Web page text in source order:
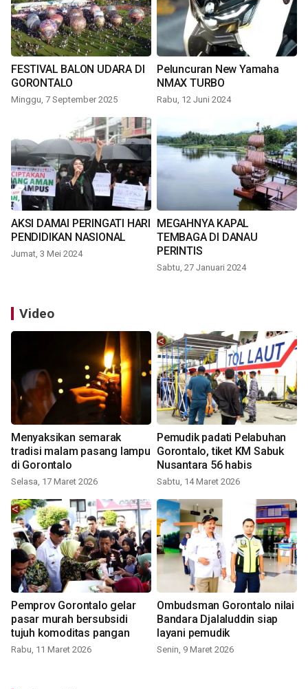
FESTIVAL BALON UDARA DI
GORONTALO
Minggu, 7 September 2025
Peluncuran New Yamaha
NMAX TURBO
Rabu, 12 Juni 2024
AKSI DAMAI PERINGATI HARI
PENDIDIKAN NASIONAL
Jumat, 3 Mei 2024
MEGAHNYA KAPAL
TEMBAGA DI DANAU
PERINTIS
Sabtu, 27 Januari 2024
Video
Menyaksikan semarak
tradisi malam pasang lampu
di Gorontalo
Selasa, 17 Maret 2026
Pemudik padati Pelabuhan
Gorontalo, tiket KM Sabuk
Nusantara 56 habis
Sabtu, 14 Maret 2026
Pemprov Gorontalo gelar
pasar murah bersubsidi
tujuh komoditas pangan
Rabu, 11 Maret 2026
Ombudsman Gorontalo nilai
Bandara Djalaluddin siap
layani pemudik
Senin, 9 Maret 2026